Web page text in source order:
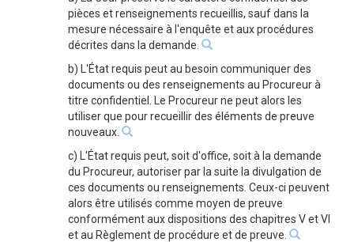
pièces et renseignements recueillis, sauf dans la
mesure nécessaire à l'enquête et aux procédures
décrites dans la demande.
b) L'État requis peut au besoin communiquer des
documents ou des renseignements au Procureur à
titre confidentiel. Le Procureur ne peut alors les
utiliser que pour recueillir des éléments de preuve
nouveaux.
c) L'État requis peut, soit d'office, soit à la demande
du Procureur, autoriser par la suite la divulgation de
ces documents ou renseignements. Ceux-ci peuvent
alors être utilisés comme moyen de preuve
conformément aux dispositions des chapitres V et VI
et au Règlement de procédure et de preuve.